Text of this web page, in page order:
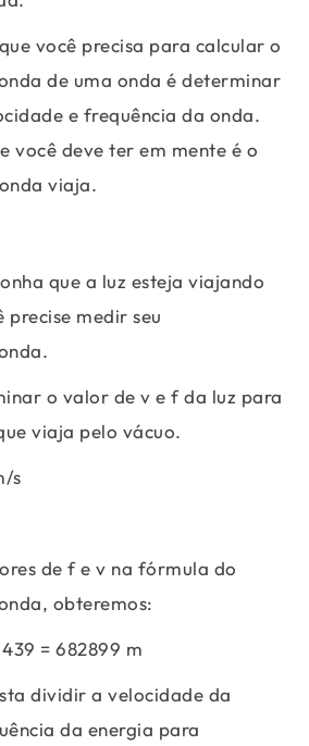
você precisa para calcular o
de uma onda é determinar
e frequência da onda.
você deve ter em mente é o
viaja.
que a luz esteja viajando
precise medir seu
o valor de v e f da luz para
viaja pelo vácuo.
s
de f e v na fórmula do
obteremos:
= 682899 m
dividir a velocidade da
da energia para